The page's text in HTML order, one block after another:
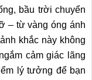
bầu trời chuyển
– từ vàng óng ánh
khắc này không
cảm giác lãng
lý tưởng để bạn